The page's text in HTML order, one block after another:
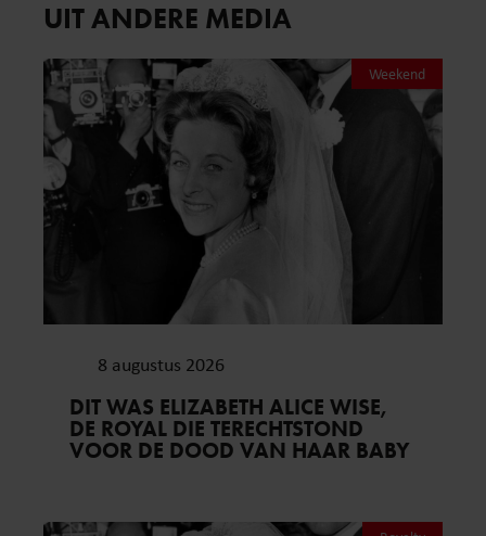
UIT ANDERE MEDIA
Weekend
8 augustus 2026
DIT WAS ELIZABETH ALICE WISE,
DE ROYAL DIE TERECHTSTOND
VOOR DE DOOD VAN HAAR BABY